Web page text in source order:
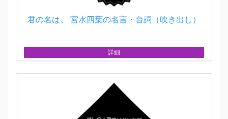
君の名は。 宮水四葉の名言・台詞（吹き出し）
詳細